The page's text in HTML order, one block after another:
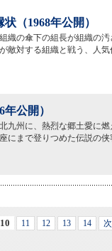
（1968年公開）
織の傘下の組長が組織の
敵対する組織と戦う、人気
公開）
九州に、熱烈な郷土愛に
にまで登りつめた伝説の
10 11 12 13 14